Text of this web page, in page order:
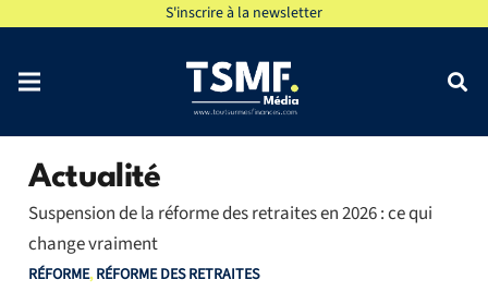
S'inscrire à la newsletter
Actualité
Suspension de la réforme des retraites en 2026 : ce qui
change vraiment
RÉFORME,RÉFORME DES RETRAITES